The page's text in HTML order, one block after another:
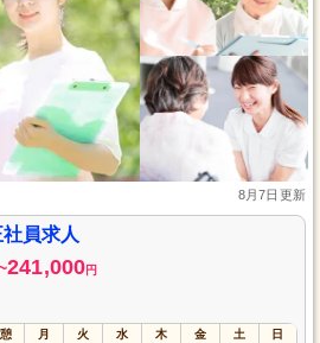
8月7日更新
員求人
241,000円
月 火 水 木 金 土 日